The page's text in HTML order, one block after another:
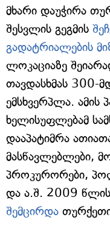
მხარი დაუჭირა
შესვლის გეგმის
გადატრიალების
ლოკაციაზე
თავდასხმას 300-
ემსხვერპლა. ამის
ხელისუფლებამ
დააპატიმრა
მასწავლებლები,
პროკურორები,
და ა.შ. 2009
შემცირდა